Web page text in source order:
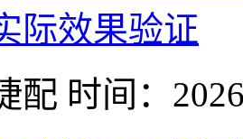
际效果验证
配 时间：